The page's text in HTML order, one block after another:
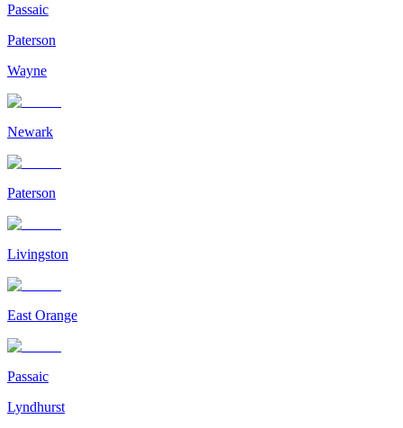
Passaic
Paterson
Wayne
Newark
Paterson
Livingston
East Orange
Passaic
Lyndhurst